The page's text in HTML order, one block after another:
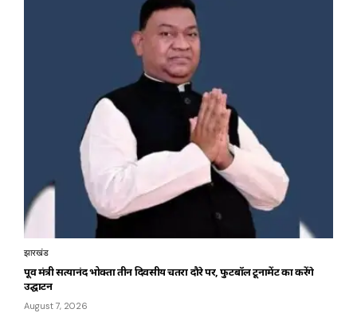
झारखंड
पूर्व मंत्री सत्यानंद भोक्ता तीन दिवसीय चतरा दौरे पर, फुटबॉल टूर्नामेंट का करेंगे
उद्घाटन
August 7, 2026